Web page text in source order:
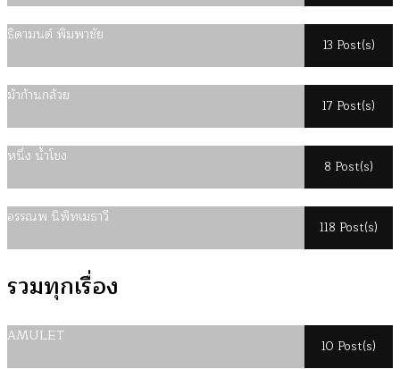
ธิดามนต์ พิมพาชัย
13 Post(s)
ม้าก้านกล้วย
17 Post(s)
หนึ่ง น้ำโขง
8 Post(s)
อรรณพ นิพิทเมธาวี
118 Post(s)
รวมทุกเรื่อง
AMULET
10 Post(s)